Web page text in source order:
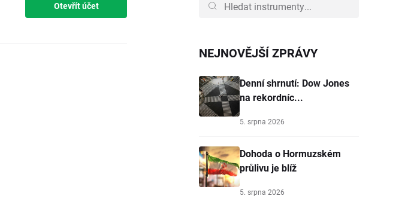
Otevřít účet
NEJNOVĚJŠÍ ZPRÁVY
Denní shrnutí: Dow Jones
na rekordníc...
5. srpna 2026
Dohoda o Hormuzském
průlivu je blíž
5. srpna 2026